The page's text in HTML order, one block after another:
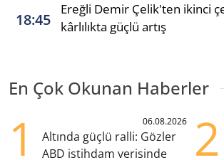
18:45
Ereğli Demir Çelik'ten ikinci
kârlılıkta güçlü artış
En Çok Okunan Haberler
1 06.08.2026
Altında güçlü ralli: Gözler
ABD istihdam verisinde
2